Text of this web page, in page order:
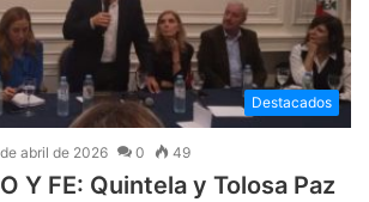
Destacados
abril de 2026 0 49
Y FE: Quintela y Tolosa Paz